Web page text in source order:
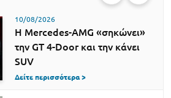
10/08/2026
Η Mercedes-AMG «σηκώνει»
την GT 4-Door και την κάνει
SUV
Δείτε περισσότερα >